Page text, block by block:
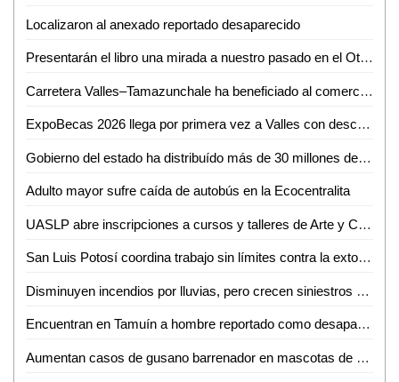
Localizaron al anexado reportado desaparecido
Presentarán el libro una mirada a nuestro pasado en el Othoniano
Carretera Valles–Tamazunchale ha beneficiado al comercio y turismo de Tamazunchale: CANACO
ExpoBecas 2026 llega por primera vez a Valles con descuentos de hasta 60% para estudiantes
Gobierno del estado ha distribuído más de 30 millones de litros de agua
Adulto mayor sufre caída de autobús en la Ecocentralita
UASLP abre inscripciones a cursos y talleres de Arte y Cultura para el semestre agosto-diciembre 2026
San Luis Potosí coordina trabajo sin límites contra la extorsión
Disminuyen incendios por lluvias, pero crecen siniestros en viviendas de SLP: Bomberos
Encuentran en Tamuín a hombre reportado como desaparecido en Tamasopo
Aumentan casos de gusano barrenador en mascotas de Ciudad Valles